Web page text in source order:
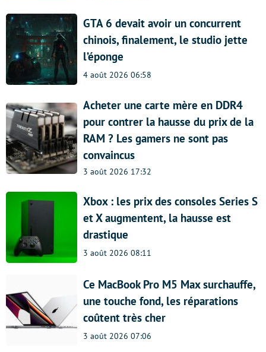
GTA 6 devait avoir un concurrent
chinois, finalement, le studio jette
l’éponge
4 août 2026 06:58
Acheter une carte mère en DDR4
pour contrer la hausse du prix de la
RAM ? Les gamers ne sont pas
convaincus
3 août 2026 17:32
Xbox : les prix des consoles Series S
et X augmentent, la hausse est
drastique
3 août 2026 08:11
Ce MacBook Pro M5 Max surchauffe,
une touche fond, les réparations
coûtent très cher
3 août 2026 07:06